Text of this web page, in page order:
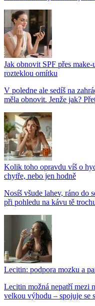
Jak obnovit SPF přes
rozteklou omítku
V poledne ale sedíš na
měla obnovit. Jenže jak?
Kolik toho opravdu víš o
chytře, nebo jen hodně
Nosíš všude lahev, ráno do
při pohledu na kávu tě
Lecitin: podpora mozku a
Lecitin možná nepatří mezi
velkou výhodu – spojuje se